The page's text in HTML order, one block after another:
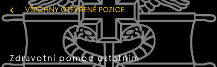
2ID (AIRSOFT)
VŠECHNY OTEVŘENÉ POZICE
Zdravotní pomoc ostatním